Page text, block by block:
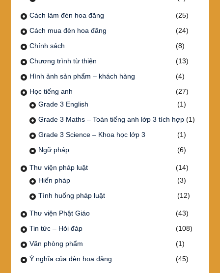
Cách làm đèn hoa đăng
(25)
Cách mua đèn hoa đăng
(24)
Chính sách
(8)
Chương trình từ thiện
(13)
Hình ảnh sản phẩm – khách hàng
(4)
Học tiếng anh
(27)
Grade 3 English
(1)
Grade 3 Maths – Toán tiếng anh lớp 3 tích hợp(1)
Grade 3 Science – Khoa học lớp 3
(1)
Ngữ pháp
(6)
Thư viện pháp luật
(14)
Hiến pháp
(3)
Tình huống pháp luật
(12)
Thư viện Phật Giáo
(43)
Tin tức – Hỏi đáp
(108)
Văn phòng phẩm
(1)
Ý nghĩa của đèn hoa đăng
(45)